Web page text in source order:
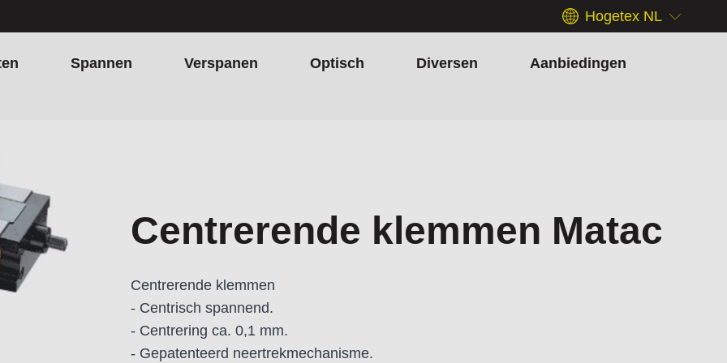
Hogetex NL
Spannen Verspanen Optisch Diversen Aanbiedingen
Centrerende klemmen Matac
Centrerende klemmen
- Centrisch spannend.
- Centrering ca. 0,1 mm.
- Gepatenteerd neertrekmechanisme.